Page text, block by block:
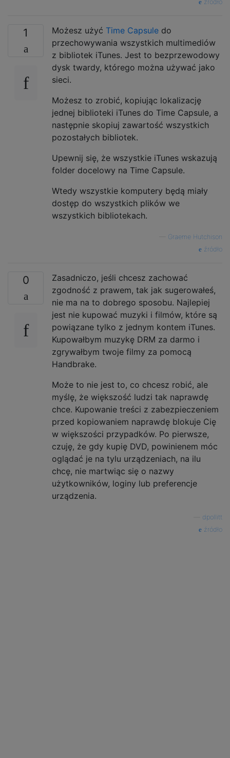
źródło
1 Możesz użyć Time Capsule do
przechowywania wszystkich multimediów
z bibliotek iTunes. Jest to bezprzewodowy
dysk twardy, którego można używać jako
sieci.
Możesz to zrobić, kopiując lokalizację
jednej biblioteki iTunes do Time Capsule, a
następnie skopiuj zawartość wszystkich
pozostałych bibliotek.
Upewnij się, że wszystkie iTunes wskazują
folder docelowy na Time Capsule.
Wtedy wszystkie komputery będą miały
dostęp do wszystkich plików we
wszystkich bibliotekach.
Graeme Hutchison
źródło
0
Zasadniczo, jeśli chcesz zachować
zgodność z prawem, tak jak sugerowałeś,
nie ma na to dobrego sposobu. Najlepiej
jest nie kupować muzyki i filmów, które są
powiązane tylko z jednym kontem iTunes.
Kupowałbym muzykę DRM za darmo i
zgrywałbym twoje filmy za pomocą
Handbrake.
Może to nie jest to, co chcesz robić, ale
myślę, że większość ludzi tak naprawdę
chce. Kupowanie treści z zabezpieczeniem
przed kopiowaniem naprawdę blokuje Cię
w większości przypadków. Po pierwsze,
czuję, że gdy kupię DVD, powinienem móc
oglądać je na tylu urządzeniach, na ilu
chcę, nie martwiąc się o nazwy
użytkowników, loginy lub preferencje
urządzenia.
dpollitt
źródło